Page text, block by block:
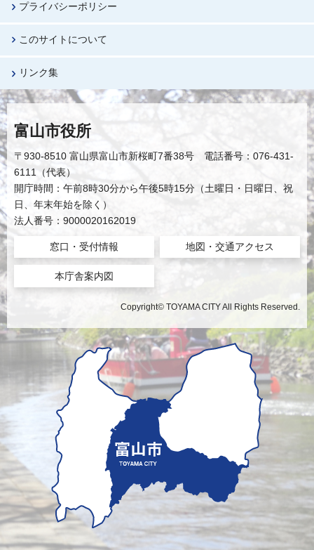
プライバシーポリシー
このサイトについて
リンク集
富山市役所
〒930-8510 富山県富山市新桜町7番38号 電話番号：076-431-
6111（代表）
開庁時間：午前8時30分から午後5時15分（土曜日・日曜日、祝
日、年末年始を除く）
法人番号：9000020162019
窓口・受付情報 地図・交通アクセス
本庁舎案内図
Copyright© TOYAMA CITY All Rights Reserved.